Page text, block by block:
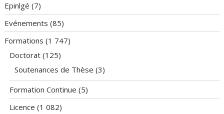
Epinlgé (7)
Evénements (85)
Formations (1 747)
Doctorat (125)
Soutenances de Thèse (3)
Formation Continue (5)
Licence (1 082)